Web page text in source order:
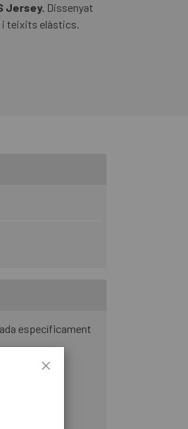
Jersey. Dissenyat
i teixits elàstics.
específicament